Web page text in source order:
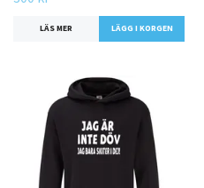
LÄS MER LÄGG I KORGEN